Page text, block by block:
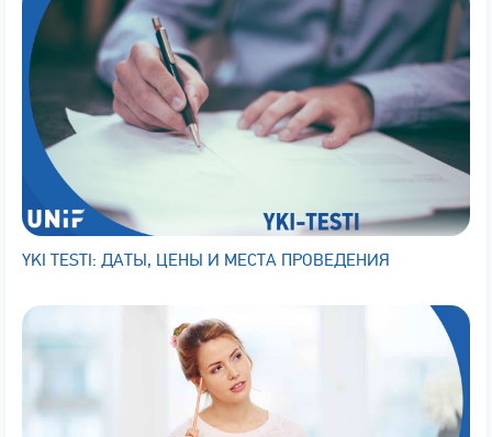
YKI TESTI: ДАТЫ, ЦЕНЫ И МЕСТА ПРОВЕДЕНИЯ